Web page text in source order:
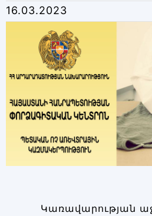
16.03.2023
Կառավարության